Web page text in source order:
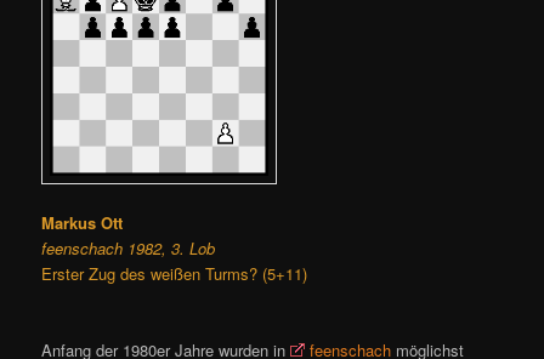
Markus Ott
feenschach 1982, 3. Lob
Erster Zug des weißen Turms? (5+11)
Anfang der 1980er Jahre wurden in feenschach möglichst